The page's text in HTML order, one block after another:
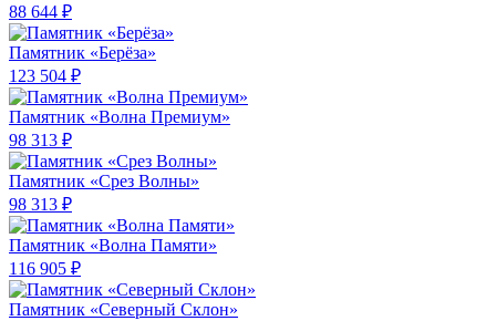
88 644 ₽
Памятник «Берёза»
123 504 ₽
Памятник «Волна Премиум»
98 313 ₽
Памятник «Срез Волны»
98 313 ₽
Памятник «Волна Памяти»
116 905 ₽
Памятник «Северный Склон»